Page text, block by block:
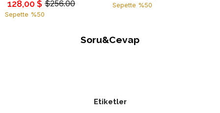
$256.00
128,00 $
Sepette %50
Sepette %50
Soru&Cevap
Etiketler